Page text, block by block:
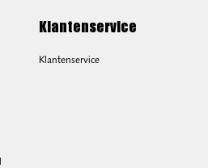
Klantenservice
Klantenservice